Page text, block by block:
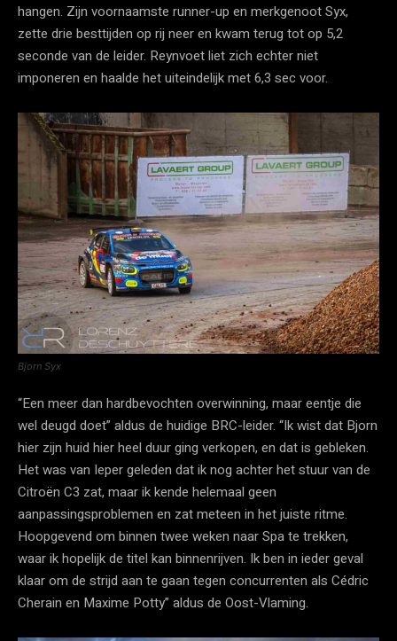
hangen. Zijn voornaamste runner-up en merkgenoot Syx,
zette drie besttijden op rij neer en kwam terug tot op 5,2
seconde van de leider. Reynvoet liet zich echter niet
imponeren en haalde het uiteindelijk met 6,3 sec voor.
Bjorn Syx
“Een meer dan hardbevochten overwinning, maar eentje die
wel deugd doet” aldus de huidige BRC-leider. “Ik wist dat Bjorn
hier zijn huid hier heel duur ging verkopen, en dat is gebleken.
Het was van Ieper geleden dat ik nog achter het stuur van de
Citroën C3 zat, maar ik kende helemaal geen
aanpassingsproblemen en zat meteen in het juiste ritme.
Hoopgevend om binnen twee weken naar Spa te trekken,
waar ik hopelijk de titel kan binnenrijven. Ik ben in ieder geval
klaar om de strijd aan te gaan tegen concurrenten als Cédric
Cherain en Maxime Potty” aldus de Oost-Vlaming.